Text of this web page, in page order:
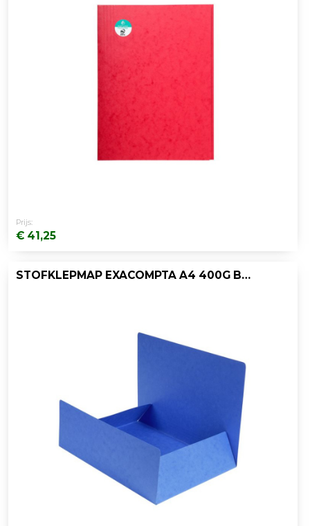
Prijs:
€ 41,25
STOFKLEPMAP EXACOMPTA A4 400G BLAUW/PK25